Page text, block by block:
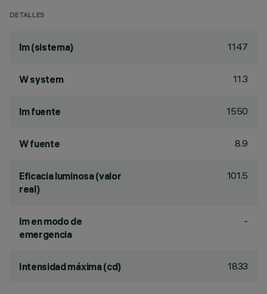
DETALLES
lm (sistema) 1147
W system 11.3
lm fuente 1550
W fuente 8.9
Eficacia luminosa (valor
real)
101.5
lm en modo de
emergencia
-
Intensidad máxima (cd) 1833